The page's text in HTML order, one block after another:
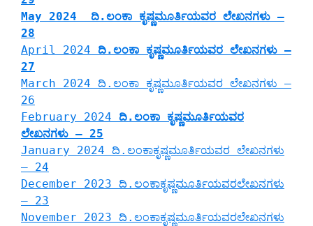
May 2024 ದಿ.ಲಂಕಾ ಕೃಷ್ಣಮೂರ್ತಿಯವರ ಲೇಖನಗಳು –
28
April 2024 ದಿ.ಲಂಕಾ ಕೃಷ್ಣಮೂರ್ತಿಯವರ ಲೇಖನಗಳು –
27
March 2024 ದಿ.ಲಂಕಾ ಕೃಷ್ಣಮೂರ್ತಿಯವರ ಲೇಖನಗಳು –
26
February 2024 ದಿ.ಲಂಕಾ ಕೃಷ್ಣಮೂರ್ತಿಯವರ
ಲೇಖನಗಳು – 25
January 2024 ದಿ.ಲಂಕಾಕೃಷ್ಣಮೂರ್ತಿಯವರ ಲೇಖನಗಳು
– 24
December 2023 ದಿ.ಲಂಕಾಕೃಷ್ಣಮೂರ್ತಿಯವರಲೇಖನಗಳು
– 23
November 2023 ದಿ.ಲಂಕಾಕೃಷ್ಣಮೂರ್ತಿಯವರಲೇಖನಗಳು